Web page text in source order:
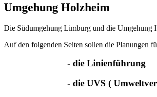
Umgehung Holzheim
Die Südumgehung Limburg und die Umgehung
Auf den folgenden Seiten sollen die Planungen
- die Linienführung
- die UVS (